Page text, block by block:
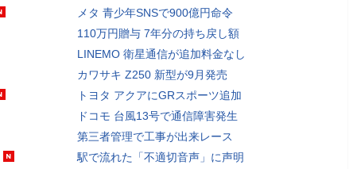
メタ 青少年SNSで900億円命令
110万円贈与 7年分の持ち戻し額
LINEMO 衛星通信が追加料金なし
カワサキ Z250 新型が9月発売
トヨタ アクアにGRスポーツ追加
ドコモ 台風13号で通信障害発生
第三者管理で工事が出来レース
駅で流れた「不適切音声」に声明